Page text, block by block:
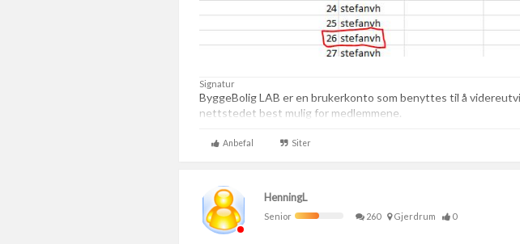
Signatur
ByggeBolig LAB er en brukerkonto som benyttes til å
nettstedet best mulig for medlemmene.
Anbefal Siter
HenningL
Senior
260 Gjerdrum 0